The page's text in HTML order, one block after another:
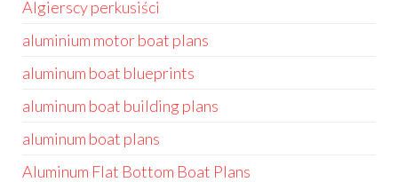
Algierscy perkusiści
aluminium motor boat plans
aluminum boat blueprints
aluminum boat building plans
aluminum boat plans
Aluminum Flat Bottom Boat Plans